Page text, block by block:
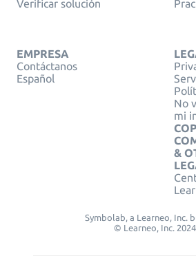
Verificar solución
EMPRESA
Contáctanos
Español
No
mi
&
Symbolab, a Learneo, Inc.
© Learneo, Inc. 2024